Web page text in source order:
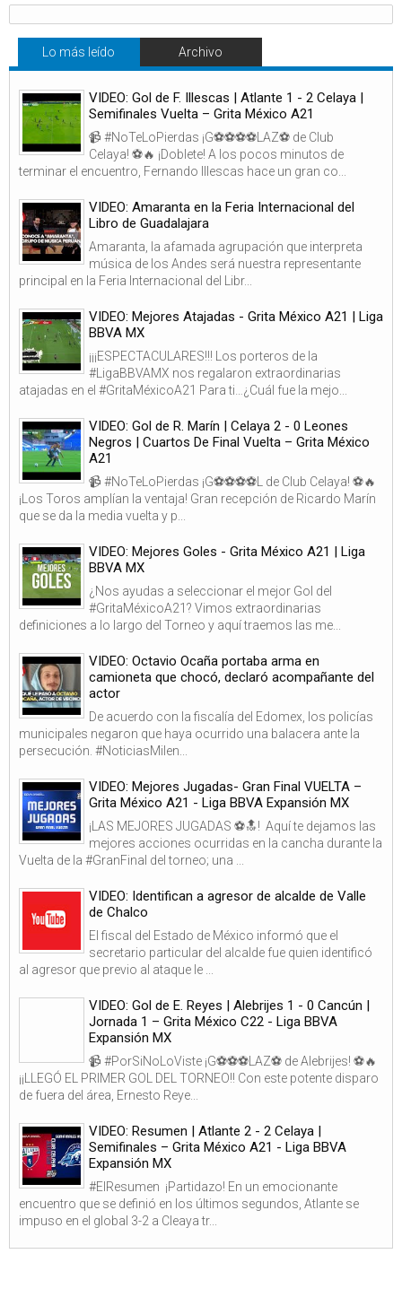
Lo más leído Archivo
VIDEO: Gol de F. Illescas | Atlante 1 - 2 Celaya |
Semifinales Vuelta – Grita México A21
📹 #NoTeLoPierdas ¡G⚽⚽⚽⚽LAZ⚽ de Club
Celaya! ⚽🔥 ¡Doblete! A los pocos minutos de
terminar el encuentro, Fernando Illescas hace un gran co...
VIDEO: Amaranta en la Feria Internacional del
Libro de Guadalajara
Amaranta, la afamada agrupación que interpreta
música de los Andes será nuestra representante
principal en la Feria Internacional del Libr...
VIDEO: Mejores Atajadas - Grita México A21 | Liga
BBVA MX
¡¡¡ESPECTACULARES!!! Los porteros de la
#LigaBBVAMX nos regalaron extraordinarias
atajadas en el #GritaMéxicoA21 Para ti…¿Cuál fue la mejo...
VIDEO: Gol de R. Marín | Celaya 2 - 0 Leones
Negros | Cuartos De Final Vuelta – Grita México
A21
📹 #NoTeLoPierdas ¡G⚽⚽⚽⚽L de Club Celaya! ⚽🔥
¡Los Toros amplían la ventaja! Gran recepción de Ricardo Marín
que se da la media vuelta y p...
VIDEO: Mejores Goles - Grita México A21 | Liga
BBVA MX
¿Nos ayudas a seleccionar el mejor Gol del
#GritaMéxicoA21? Vimos extraordinarias
definiciones a lo largo del Torneo y aquí traemos las me...
VIDEO: Octavio Ocaña portaba arma en
camioneta que chocó, declaró acompañante del
actor
De acuerdo con la fiscalía del Edomex, los policías
municipales negaron que haya ocurrido una balacera ante la
persecución. #NoticiasMilen...
VIDEO: Mejores Jugadas- Gran Final VUELTA –
Grita México A21 - Liga BBVA Expansión MX
¡LAS MEJORES JUGADAS ⚽🔝! Aquí te dejamos las
mejores acciones ocurridas en la cancha durante la
Vuelta de la #GranFinal del torneo; una ...
VIDEO: Identifican a agresor de alcalde de Valle
de Chalco
El fiscal del Estado de México informó que el
secretario particular del alcalde fue quien identificó
al agresor que previo al ataque le ...
VIDEO: Gol de E. Reyes | Alebrijes 1 - 0 Cancún |
Jornada 1 – Grita México C22 - Liga BBVA
Expansión MX
📹 #PorSiNoLoViste ¡G⚽⚽⚽LAZ⚽ de Alebrijes! ⚽🔥
¡¡LLEGÓ EL PRIMER GOL DEL TORNEO!! Con este potente disparo
de fuera del área, Ernesto Reye...
VIDEO: Resumen | Atlante 2 - 2 Celaya |
Semifinales – Grita México A21 - Liga BBVA
Expansión MX
#ElResumen ¡Partidazo! En un emocionante
encuentro que se definió en los últimos segundos, Atlante se
impuso en el global 3-2 a Cleaya tr...